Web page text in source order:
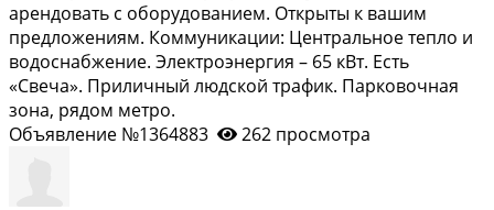
арендовать с оборудованием. Открыты к вашим
предложениям. Коммуникации: Центральное тепло и
водоснабжение. Электроэнергия – 65 кВт. Есть
«Свеча». Приличный людской трафик. Парковочная
зона, рядом метро.
Объявление №1364883
262 просмотра